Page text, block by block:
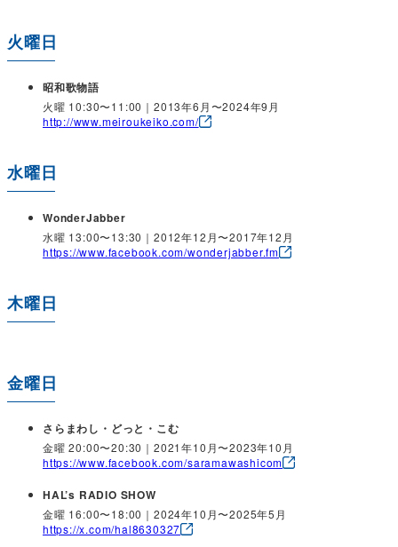
火曜日
昭和歌物語
火曜 10:30〜11:00｜2013年6月〜2024年9月
http://www.meiroukeiko.com/
水曜日
WonderJabber
水曜 13:00〜13:30｜2012年12月〜2017年12月
https://www.facebook.com/wonderjabber.fm
木曜日
金曜日
さらまわし・どっと・こむ
金曜 20:00〜20:30｜2021年10月〜2023年10月
https://www.facebook.com/saramawashicom
HAL’s RADIO SHOW
金曜 16:00〜18:00｜2024年10月〜2025年5月
https://x.com/hal8630327